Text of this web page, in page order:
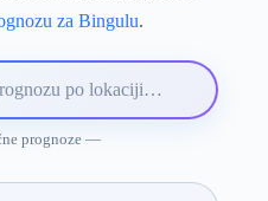
za Bingulu.
prognoze —